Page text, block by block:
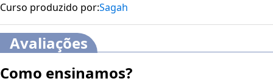
Curso produzido por:Sagah
Avaliações
Como ensinamos?